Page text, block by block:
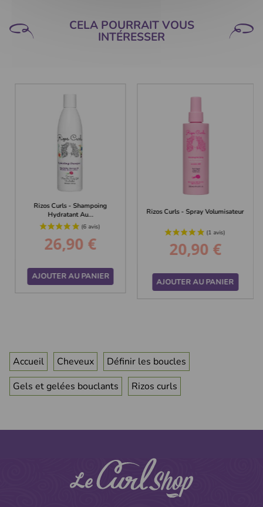
CELA POURRAIT VOUS
INTÉRESSER
Rizos Curls - Shampoing
Hydratant Au...
Prix
26,90 €
AJOUTER AU PANIER
Rizos Curls - Spray Volumisateur
Prix
20,90 €
AJOUTER AU PANIER
Accueil Cheveux
Définir les boucles
Gels et gelées bouclants
Rizos curls